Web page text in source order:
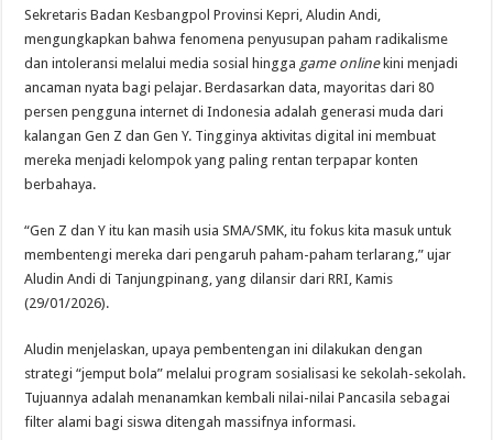
Sekretaris Badan Kesbangpol Provinsi Kepri, Aludin Andi,
mengungkapkan bahwa fenomena penyusupan paham radikalisme
dan intoleransi melalui media sosial hingga game onlinekini menjadi
ancaman nyata bagi pelajar. Berdasarkan data, mayoritas dari 80
persen pengguna internet di Indonesia adalah generasi muda dari
kalangan Gen Z dan Gen Y. Tingginya aktivitas digital ini membuat
mereka menjadi kelompok yang paling rentan terpapar konten
berbahaya.
“Gen Z dan Y itu kan masih usia SMA/SMK, itu fokus kita masuk untuk
membentengi mereka dari pengaruh paham-paham terlarang,” ujar
Aludin Andi di Tanjungpinang, yang dilansir dari RRI, Kamis
(29/01/2026).
Aludin menjelaskan, upaya pembentengan ini dilakukan dengan
strategi “jemput bola” melalui program sosialisasi ke sekolah-sekolah.
Tujuannya adalah menanamkan kembali nilai-nilai Pancasila sebagai
filter alami bagi siswa ditengah massifnya informasi.